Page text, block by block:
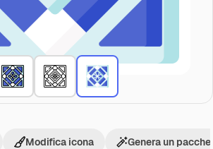
Modifica icona Genera un